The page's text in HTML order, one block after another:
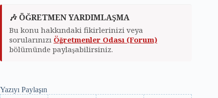
🎶 ÖĞRETMEN YARDIMLAŞMA
Bu konu hakkındaki fikirlerinizi veya
sorularınızı Öğretmenler Odası (Forum)
bölümünde paylaşabilirsiniz.
Yazıyı Paylaşın